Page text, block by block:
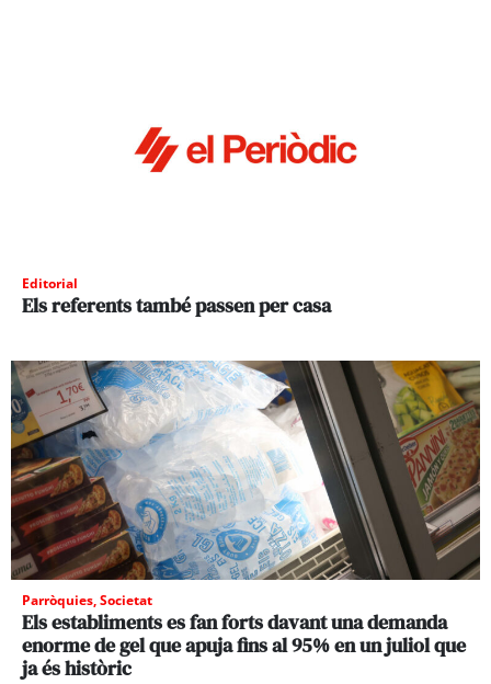
Editorial
Els referents també passen per casa
Parròquies,Societat
Els establiments es fan forts davant una demanda
enorme de gel que apuja fins al 95% en un juliol que
ja és històric